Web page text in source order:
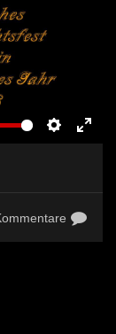
SETTINGS